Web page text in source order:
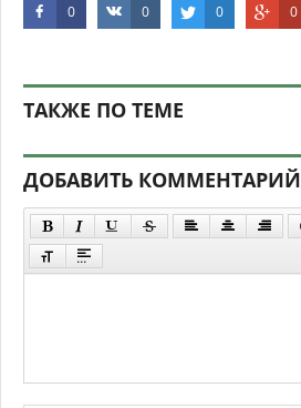
0 0 0 0
ТАКЖЕ ПО ТЕМЕ
ДОБАВИТЬ КОММЕНТАРИЙ